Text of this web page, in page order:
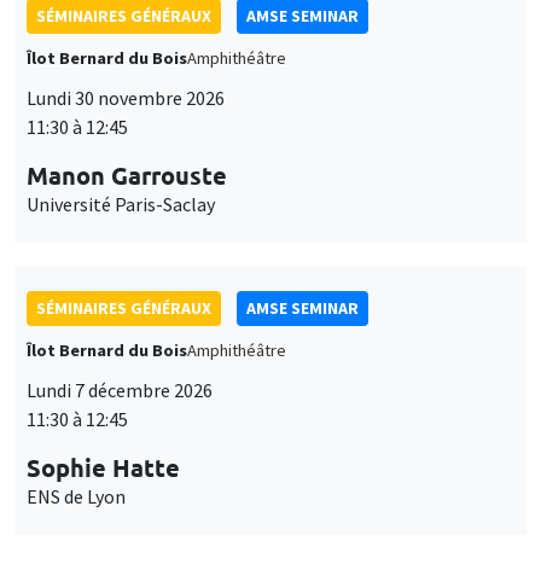
SÉMINAIRES GÉNÉRAUX
AMSE SEMINAR
Îlot Bernard du BoisAmphithéâtre
Lundi 30 novembre 2026
11:30 à 12:45
Manon Garrouste
Université Paris-Saclay
SÉMINAIRES GÉNÉRAUX
AMSE SEMINAR
Îlot Bernard du BoisAmphithéâtre
Lundi 7 décembre 2026
11:30 à 12:45
Sophie Hatte
ENS de Lyon